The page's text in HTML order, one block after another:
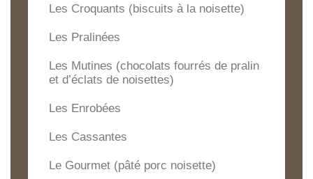
Les Croquants (biscuits à la noisette)
Les Pralinées
Les Mutines (chocolats fourrés de pralin
et d’éclats de noisettes)
Les Enrobées
Les Cassantes
Le Gourmet (pâté porc noisette)